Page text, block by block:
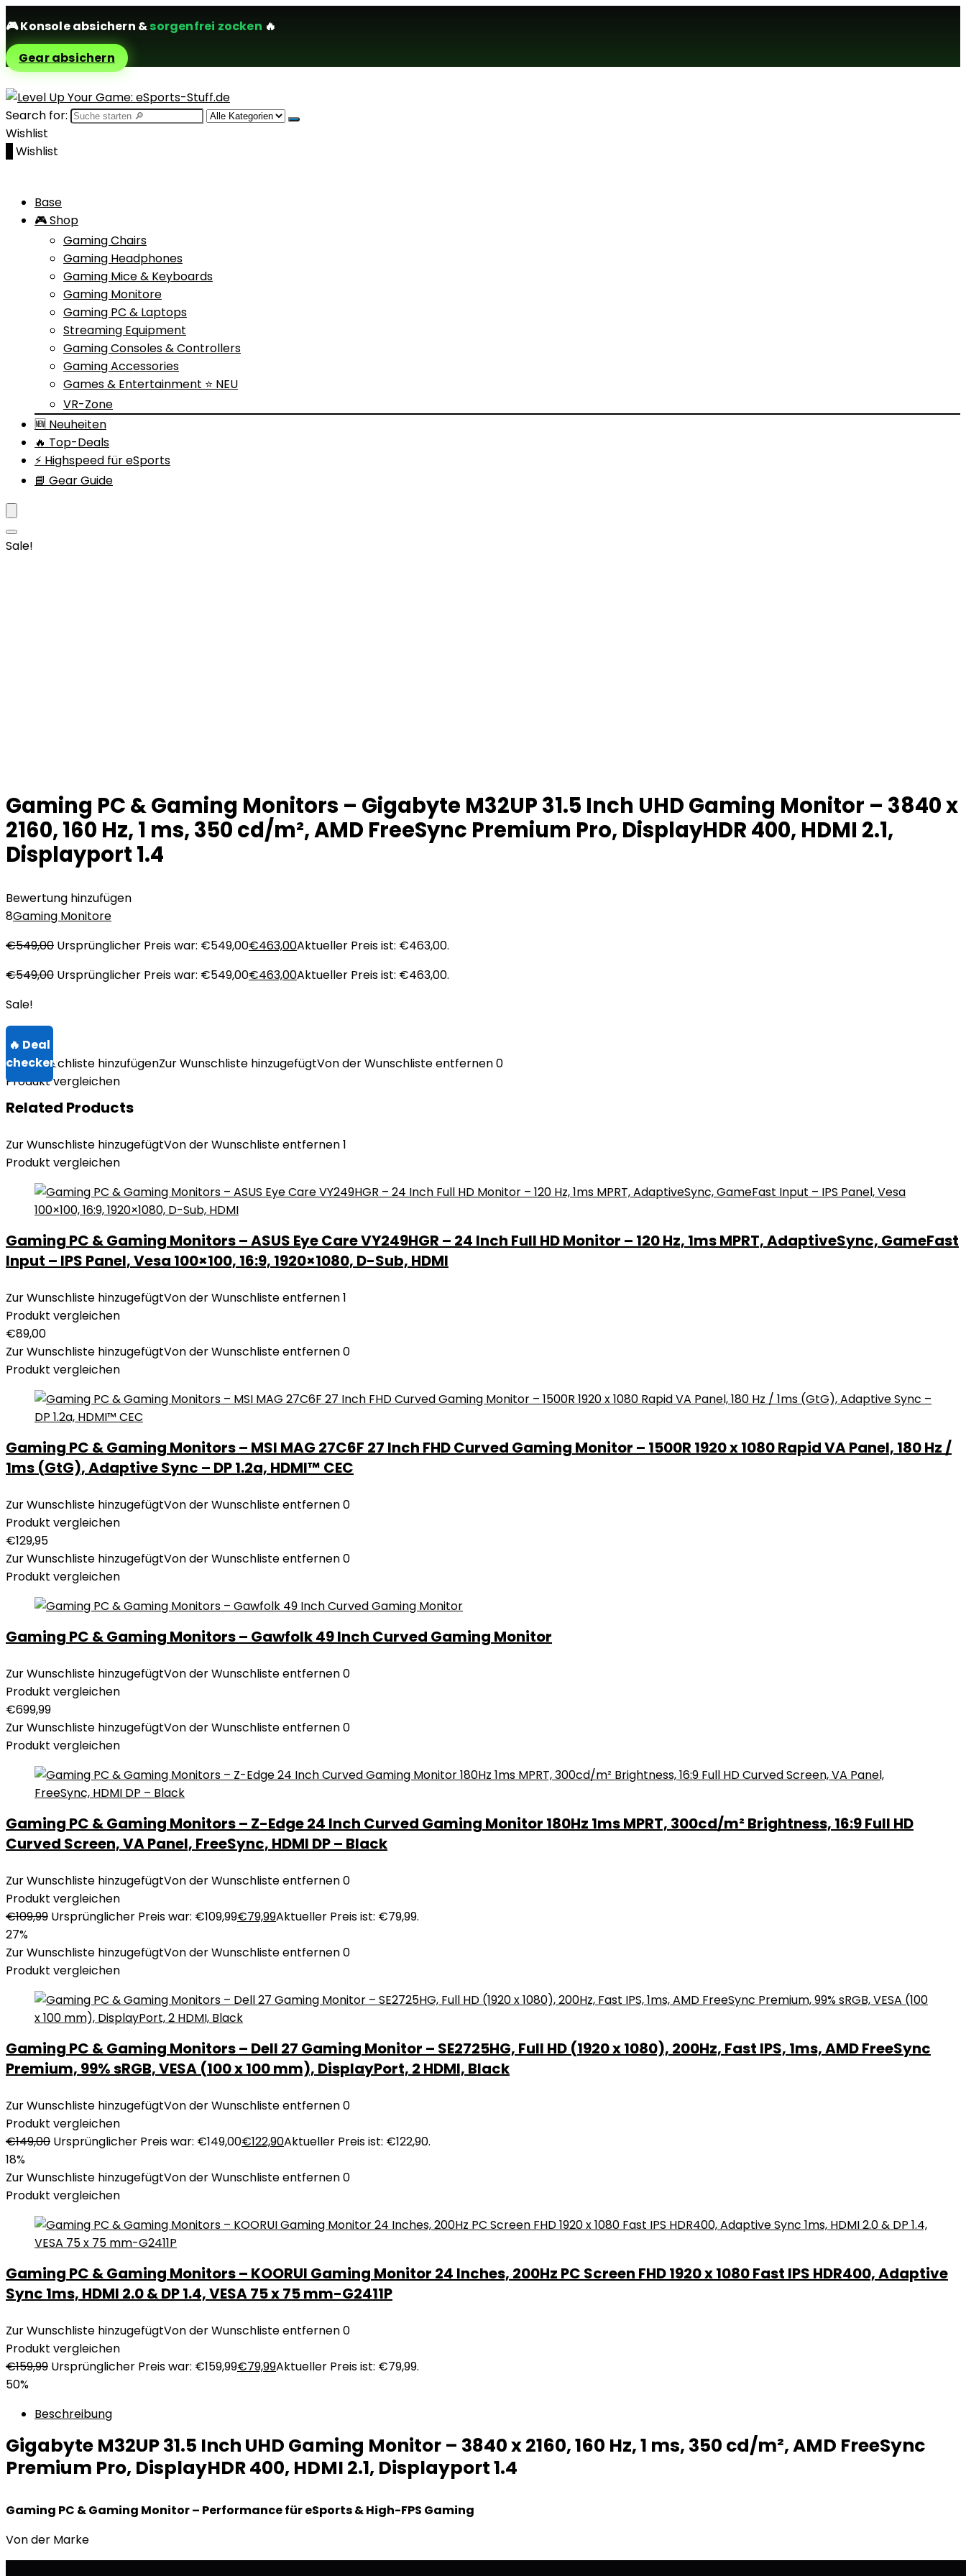
🎮Konsole absichern &sorgenfrei zocken 🔥
Gear absichern
Search for:
Wishlist
Wishlist
Base
🎮 Shop
Gaming Chairs
Gaming Headphones
Gaming Mice & Keyboards
Gaming Monitore
Gaming PC & Laptops
Streaming Equipment
Gaming Consoles & Controllers
Gaming Accessories
Games & Entertainment ⭐ NEU
VR-Zone
🆕 Neuheiten
🔥 Top-Deals
⚡ Highspeed für eSports
📘 Gear Guide
Sale!
Gaming PC & Gaming Monitors – Gigabyte M32UP 31.5 Inch UHD Gaming Monitor – 3840 x
2160, 160 Hz, 1 ms, 350 cd/m², AMD FreeSync Premium Pro, DisplayHDR 400, HDMI 2.1,
Displayport 1.4
Bewertung hinzufügen
8Gaming Monitore
€549,00 Ursprünglicher Preis war: €549,00€463,00Aktueller Preis ist: €463,00.
€549,00 Ursprünglicher Preis war: €549,00€463,00Aktueller Preis ist: €463,00.
Sale!
Zur Wunschliste hinzufügenZur Wunschliste hinzugefügtVon der Wunschliste entfernen0
Produkt vergleichen
Related Products
Zur Wunschliste hinzugefügtVon der Wunschliste entfernen1
Produkt vergleichen
Gaming PC & Gaming Monitors – ASUS Eye Care VY249HGR – 24 Inch Full HD Monitor – 120 Hz, 1ms MPRT, AdaptiveSync, GameFast
Input – IPS Panel, Vesa 100×100, 16:9, 1920×1080, D-Sub, HDMI
Zur Wunschliste hinzugefügtVon der Wunschliste entfernen1
Produkt vergleichen
€89,00
Zur Wunschliste hinzugefügtVon der Wunschliste entfernen0
Produkt vergleichen
Gaming PC & Gaming Monitors – MSI MAG 27C6F 27 Inch FHD Curved Gaming Monitor – 1500R 1920 x 1080 Rapid VA Panel, 180 Hz /
1ms (GtG), Adaptive Sync – DP 1.2a, HDMI™ CEC
Zur Wunschliste hinzugefügtVon der Wunschliste entfernen0
Produkt vergleichen
€129,95
Zur Wunschliste hinzugefügtVon der Wunschliste entfernen0
Produkt vergleichen
Gaming PC & Gaming Monitors – Gawfolk 49 Inch Curved Gaming Monitor
Zur Wunschliste hinzugefügtVon der Wunschliste entfernen0
Produkt vergleichen
€699,99
Zur Wunschliste hinzugefügtVon der Wunschliste entfernen0
Produkt vergleichen
Gaming PC & Gaming Monitors – Z-Edge 24 Inch Curved Gaming Monitor 180Hz 1ms MPRT, 300cd/m² Brightness, 16:9 Full HD
Curved Screen, VA Panel, FreeSync, HDMI DP – Black
Zur Wunschliste hinzugefügtVon der Wunschliste entfernen0
Produkt vergleichen
€109,99 Ursprünglicher Preis war: €109,99€79,99Aktueller Preis ist: €79,99.
27%
Zur Wunschliste hinzugefügtVon der Wunschliste entfernen0
Produkt vergleichen
Gaming PC & Gaming Monitors – Dell 27 Gaming Monitor – SE2725HG, Full HD (1920 x 1080), 200Hz, Fast IPS, 1ms, AMD FreeSync
Premium, 99% sRGB, VESA (100 x 100 mm), DisplayPort, 2 HDMI, Black
Zur Wunschliste hinzugefügtVon der Wunschliste entfernen0
Produkt vergleichen
€149,00 Ursprünglicher Preis war: €149,00€122,90Aktueller Preis ist: €122,90.
18%
Zur Wunschliste hinzugefügtVon der Wunschliste entfernen0
Produkt vergleichen
Gaming PC & Gaming Monitors – KOORUI Gaming Monitor 24 Inches, 200Hz PC Screen FHD 1920 x 1080 Fast IPS HDR400, Adaptive
Sync 1ms, HDMI 2.0 & DP 1.4, VESA 75 x 75 mm-G2411P
Zur Wunschliste hinzugefügtVon der Wunschliste entfernen0
Produkt vergleichen
€159,99 Ursprünglicher Preis war: €159,99€79,99Aktueller Preis ist: €79,99.
50%
Beschreibung
Gigabyte M32UP 31.5 Inch UHD Gaming Monitor – 3840 x 2160, 160 Hz, 1 ms, 350 cd/m², AMD FreeSync
Premium Pro, DisplayHDR 400, HDMI 2.1, Displayport 1.4
Gaming PC & Gaming Monitor – Performance für eSports & High-FPS Gaming
Von der Marke